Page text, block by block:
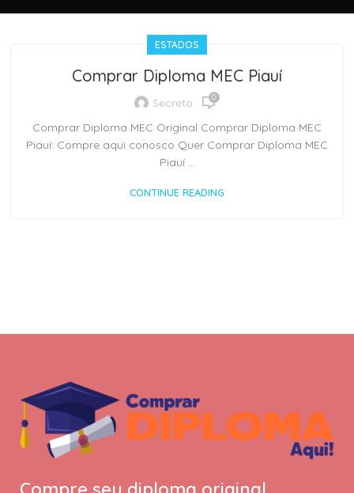
ESTADOS
Comprar Diploma MEC Piauí
Secreto 0
Comprar Diploma MEC Original Comprar Diploma MEC
Piauí: Compre aqui conosco Quer Comprar Diploma MEC
Piauí ...
CONTINUE READING